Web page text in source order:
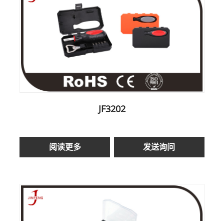
JF3202
阅读更多 发送询问